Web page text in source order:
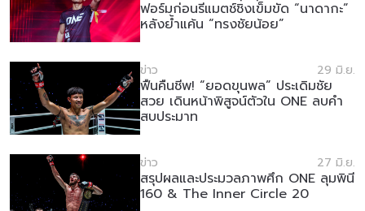
ฟอร์มก่อนรีแมตช์ชิงเข็มขัด “นาดากะ”
หลังย้ำแค้น “ทรงชัยน้อย”
ข่าว 29 มิ.ย.
ฟื้นคืนชีพ! “ยอดขุนพล” ประเดิมชัย
สวย เดินหน้าพิสูจน์ตัวใน ONE ลบคำ
สบประมาท
ข่าว 27 มิ.ย.
สรุปผลและประมวลภาพศึก ONE ลุมพินี
160 & The Inner Circle 20